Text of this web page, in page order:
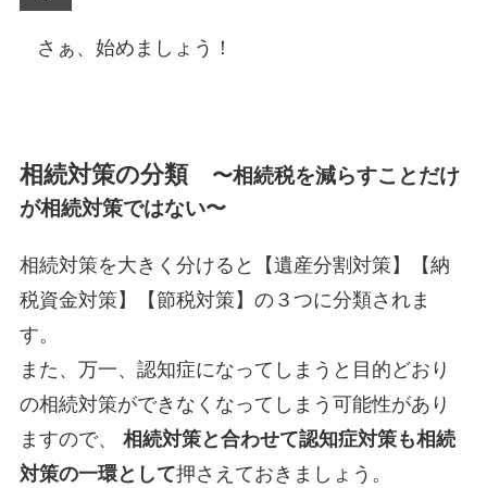
さぁ、始めましょう！
相続対策の分類 〜相続税を減らすことだけ
が相続対策ではない〜
相続対策を大きく分けると【遺産分割対策】【納
税資金対策】【節税対策】の３つに分類されま
す。
また、万一、認知症になってしまうと目的どおり
の相続対策ができなくなってしまう可能性があり
ますので、 相続対策と合わせて認知症対策も相続
対策の一環として押さえておきましょう。